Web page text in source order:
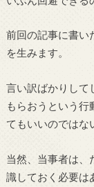
前回の記事に書い
を生みます。
言い訳ばかりして
もらおうという
てもいいのではな
当然、当事者は、
識しておく必要は